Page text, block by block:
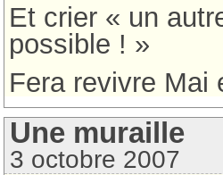
Et crier « un
possible ! »
Fera revivre Mai
Une muraille
3 octobre 2007